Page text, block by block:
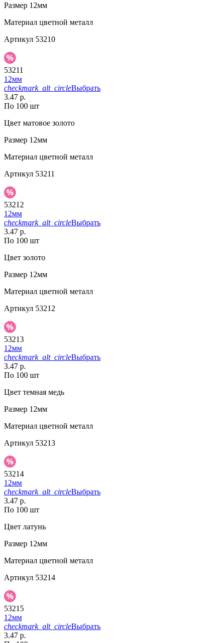
Размер 12мм
Материал цветной металл
Артикул 53210
53211
12мм
checkmark_alt_circleВыбрать
3.47 р.
По 100 шт
Цвет матовое золото
Размер 12мм
Материал цветной металл
Артикул 53211
53212
12мм
checkmark_alt_circleВыбрать
3.47 р.
По 100 шт
Цвет золото
Размер 12мм
Материал цветной металл
Артикул 53212
53213
12мм
checkmark_alt_circleВыбрать
3.47 р.
По 100 шт
Цвет темная медь
Размер 12мм
Материал цветной металл
Артикул 53213
53214
12мм
checkmark_alt_circleВыбрать
3.47 р.
По 100 шт
Цвет латунь
Размер 12мм
Материал цветной металл
Артикул 53214
53215
12мм
checkmark_alt_circleВыбрать
3.47 р.